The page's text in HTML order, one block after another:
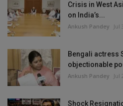
Crisis in West
on India’s...
Ankush Pandey Jul
Bengali actress
objectionable
Ankush Pandey Jul
Shock